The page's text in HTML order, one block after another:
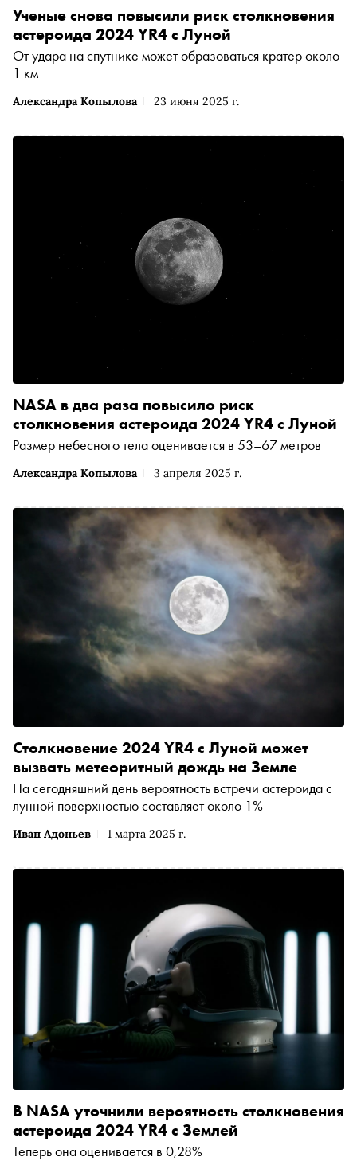
Александра Копылова 23 июня 2025 г.
Ученые снова повысили риск столкновения
астероида 2024 YR4 с Луной
От удара на спутнике может образоваться кратер около
1 км
Александра Копылова 3 апреля 2025 г.
NASA в два раза повысило риск
столкновения астероида 2024 YR4 с Луной
Размер небесного тела оценивается в 53–67 метров
Иван Адоньев 1 марта 2025 г.
Столкновение 2024 YR4 с Луной может
вызвать метеоритный дождь на Земле
На сегодняшний день вероятность встречи астероида с
лунной поверхностью составляет около 1%
В NASA уточнили вероятность столкновения
астероида 2024 YR4 с Землей
Теперь она оценивается в 0,28%